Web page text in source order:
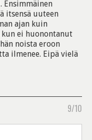
Ensimmäinen
itsensä uuteen
ajan kuin
ei huonontanut
noista eroon
ilmenee. Eipä vielä
9/10